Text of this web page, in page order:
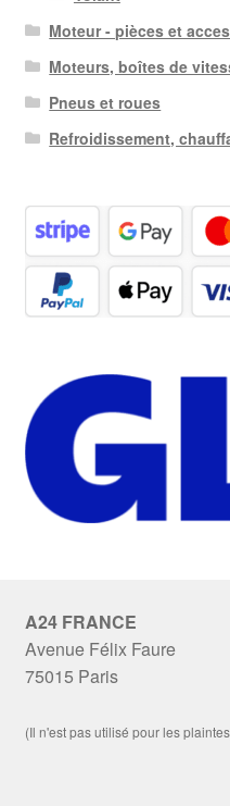
Moteur - pièces et
Moteurs, boîtes de
Pneus et roues
Refroidissement,
A24 FRANCE
Avenue Félix Faure
75015 Paris
(Il n'est pas utilisé pour les